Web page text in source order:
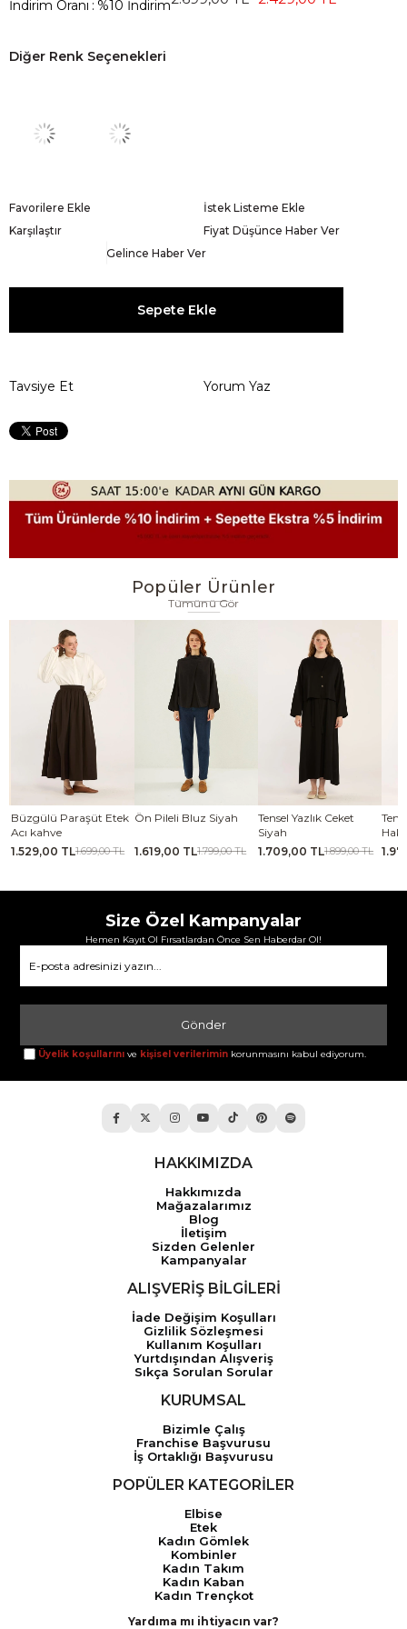
İndirim Oranı : %10 İndirim
Diğer Renk Seçenekleri
Favorilere Ekle
İstek Listeme Ekle
Karşılaştır
Fiyat Düşünce Haber Ver
Gelince Haber Ver
Tavsiye Et Yorum Yaz
Popüler Ürünler
Tümünü Gör
Büzgülü Paraşüt Etek
Acı kahve
1.529,00 TL1.699,00 TL
Ön Pileli Bluz Siyah
1.619,00 TL1.799,00 TL
Tensel Yazlık Ceket
Siyah
1.709,00 TL1.899,00 TL
Haki
Size Özel Kampanyalar
Hemen Kayıt Ol Fırsatlardan Önce Sen Haberdar Ol!
Gönder
Üyelik koşullarını ve kişisel verilerimin korunmasını kabul ediyorum.
HAKKIMIZDA
Hakkımızda
Mağazalarımız
Blog
İletişim
Sizden Gelenler
Kampanyalar
ALIŞVERİŞ BİLGİLERİ
İade Değişim Koşulları
Gizlilik Sözleşmesi
Kullanım Koşulları
Yurtdışından Alışveriş
Sıkça Sorulan Sorular
KURUMSAL
Bizimle Çalış
Franchise Başvurusu
İş Ortaklığı Başvurusu
POPÜLER KATEGORİLER
Elbise
Etek
Kadın Gömlek
Kombinler
Kadın Takım
Kadın Kaban
Kadın Trençkot
Yardıma mı ihtiyacın var?